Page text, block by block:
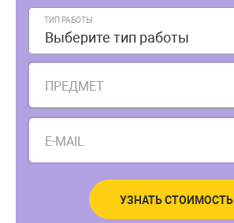
ТИП РАБОТЫ
Выберите тип работы
ПРЕДМЕТ
E-MAIL
УЗНАТЬ СТОИМОСТЬ